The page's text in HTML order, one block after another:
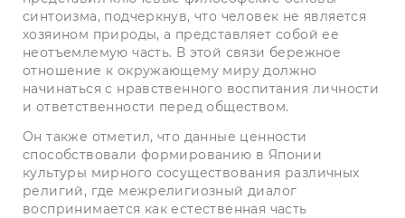
синтоизма, подчеркнув, что человек не является
хозяином природы, а представляет собой ее
неотъемлемую часть. В этой связи бережное
отношение к окружающему миру должно
начинаться с нравственного воспитания личности
и ответственности перед обществом.
Он также отметил, что данные ценности
способствовали формированию в Японии
культуры мирного сосуществования различных
религий, где межрелигиозный диалог
воспринимается как естественная часть